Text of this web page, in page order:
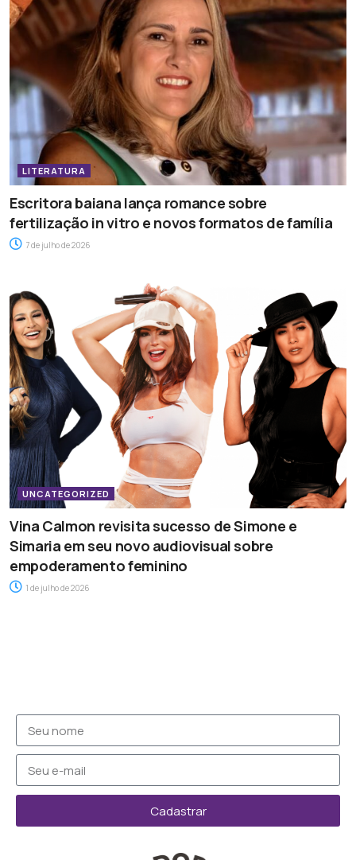
LITERATURA
Escritora baiana lança romance sobre
fertilização in vitro e novos formatos de família
7 de julho de 2026
UNCATEGORIZED
Vina Calmon revisita sucesso de Simone e
Simaria em seu novo audiovisual sobre
empoderamento feminino
1 de julho de 2026
Cadastrar